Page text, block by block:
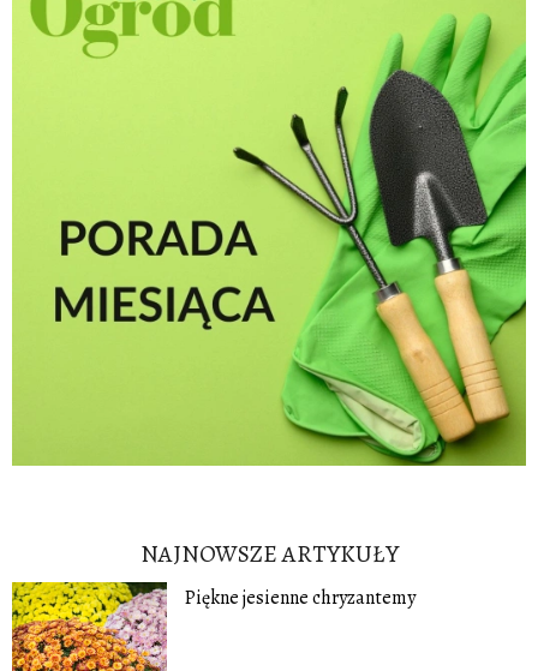
NAJNOWSZE ARTYKUŁY
Piękne jesienne chryzantemy